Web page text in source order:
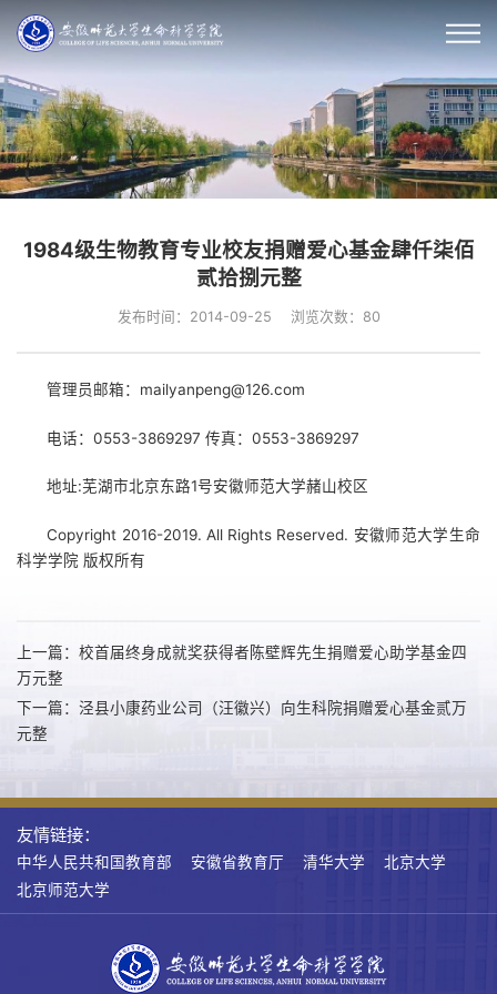
1984级生物教育专业校友捐赠爱心基金肆仟柒佰
贰拾捌元整
发布时间：2014-09-25 浏览次数： 80
管理员邮箱：mailyanpeng@126.com
电话：0553-3869297 传真：0553-3869297
地址:芜湖市北京东路1号安徽师范大学赭山校区
Copyright 2016-2019. All Rights Reserved. 安徽师范大学生命
科学学院 版权所有
上一篇：校首届终身成就奖获得者陈壁辉先生捐赠爱心助学基金四
万元整
下一篇：泾县小康药业公司（汪徽兴）向生科院捐赠爱心基金贰万
元整
友情链接：
中华人民共和国教育部 安徽省教育厅 清华大学
北京大学
北京师范大学